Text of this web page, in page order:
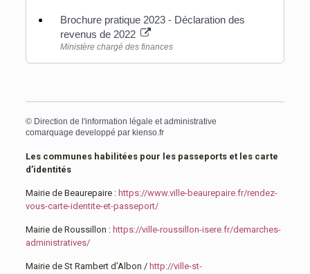
Brochure pratique 2023 - Déclaration des
revenus de 2022
Ministère chargé des finances
© Direction de l'information légale et administrative
comarquage developpé par kienso.fr
Les communes habilitées pour les passeports et les carte
d’identités
Mairie de Beaurepaire : https://www.ville-beaurepaire.fr/rendez-
vous-carte-identite-et-passeport/
Mairie de Roussillon : https://ville-roussillon-isere.fr/demarches-
administratives/
Mairie de St Rambert d’Albon / http://ville-st-